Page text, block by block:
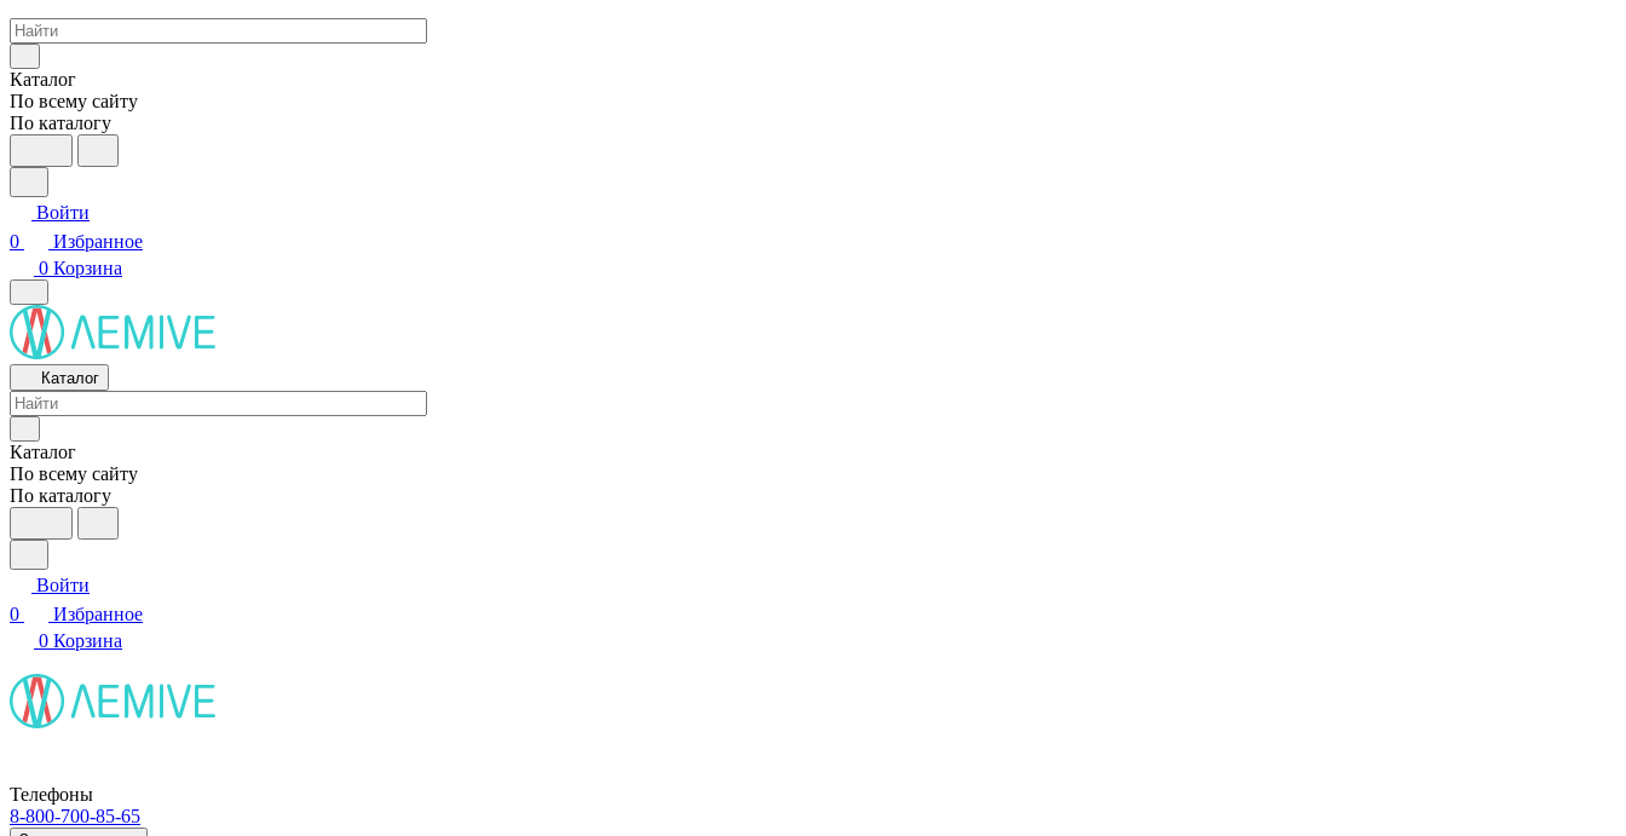
Каталог
По всему сайту
По каталогу
Войти
0
Избранное
0 Корзина
Каталог
Каталог
По всему сайту
По каталогу
Войти
0
Избранное
0 Корзина
Телефоны
8-800-700-85-65